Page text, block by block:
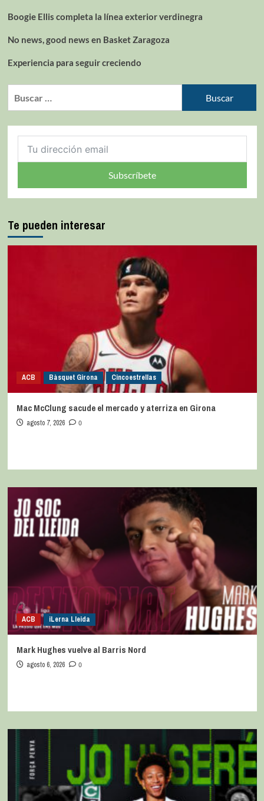
Boogie Ellis completa la línea exterior verdinegra
No news, good news en Basket Zaragoza
Experiencia para seguir creciendo
Subscríbete
Te pueden interesar
ACB Bàsquet Girona Cincoestrellas
Mac McClung sacude el mercado y aterriza en Girona
agosto 7, 2026 0
ACB iLerna Lleida
Mark Hughes vuelve al Barris Nord
agosto 6, 2026 0